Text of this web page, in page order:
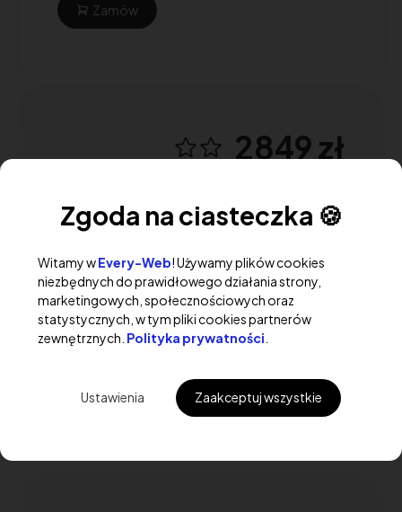
Zgoda na ciasteczka 🍪
Witamy wEvery-Web! Używamy plików cookies
niezbędnych do prawidłowego działania strony,
marketingowych, społecznościowych oraz
statystycznych, w tym pliki cookies partnerów
zewnętrznych. Polityka prywatności
Ustawienia Zaakceptuj wszystkie
Zamów
2849 zł
Rozszerzona modyfikacja projektu.
Instalacja narzędzi analizujących ruch,
narzędzi SEO.
3 miesięce pomocy technicznej.
Zamów